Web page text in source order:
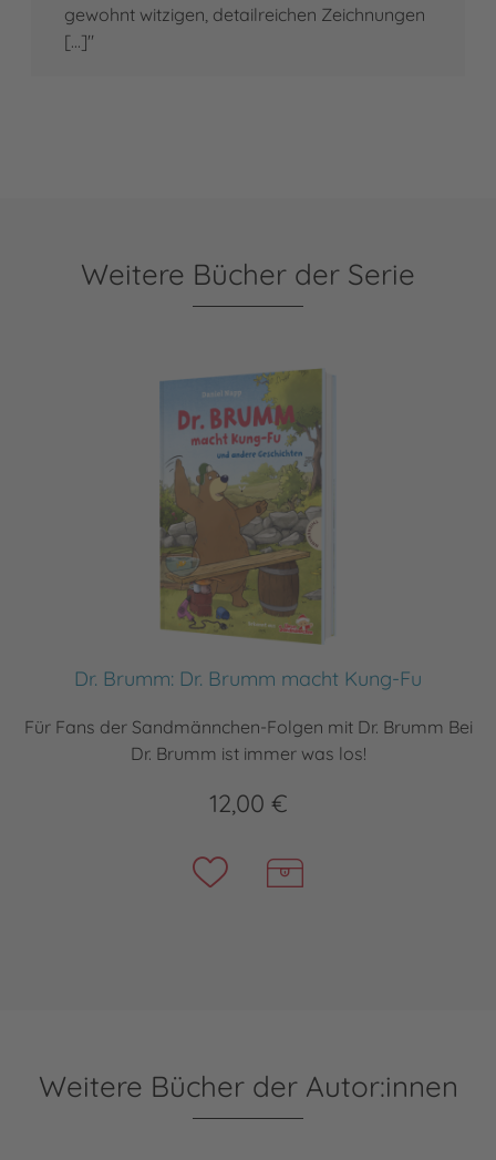
gewohnt witzigen, detailreichen Zeichnungen
[...]"
Weitere Bücher der Serie
Dr. Brumm: Dr. Brumm macht Kung-Fu
Für Fans der Sandmännchen-Folgen mit Dr. Brumm Bei
Dr. Brumm ist immer was los!
12,00 €
Weitere Bücher der Autor:innen